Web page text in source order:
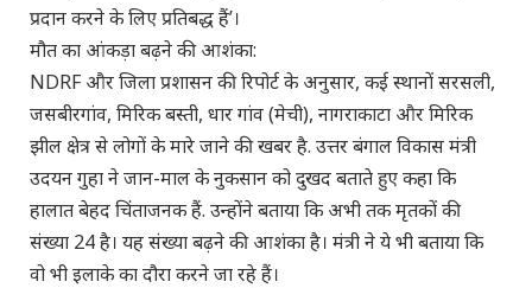
प्रदान करने के लिए प्रतिबद्ध हैं’।
मौत का आंकड़ा बढ़ने की आशंका:
NDRF और जिला प्रशासन की रिपोर्ट के अनुसार, कई स्थानों सरसली,
जसबीरगांव, मिरिक बस्ती, धार गांव (मेची), नागराकाटा और मिरिक
झील क्षेत्र से लोगों के मारे जाने की खबर है. उत्तर बंगाल विकास मंत्री
उदयन गुहा ने जान-माल के नुकसान को दुखद बताते हुए कहा कि
हालात बेहद चिंताजनक हैं. उन्होंने बताया कि अभी तक मृतकों की
संख्या 24 है। यह संख्या बढ़ने की आशंका है। मंत्री ने ये भी बताया कि
वो भी इलाके का दौरा करने जा रहे हैं।